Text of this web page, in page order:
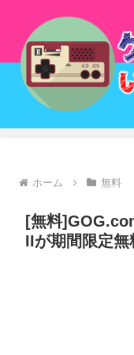
ホーム 無料
[無料
IIが期間限定無